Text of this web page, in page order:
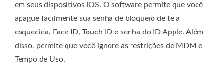
em seus dispositivos iOS. O software permite que você
apague facilmente sua senha de bloqueio de tela
esquecida, Face ID, Touch ID e senha do ID Apple. Além
disso, permite que você ignore as restrições de MDM e
Tempo de Uso.